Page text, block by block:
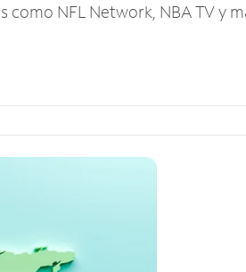
NFL Network, NBA TV y